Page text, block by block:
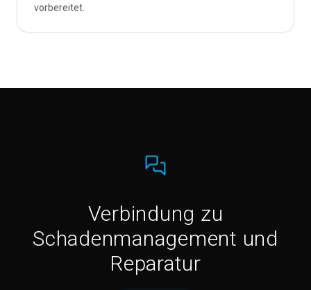
vorbereitet.
Verbindung zu
Schadenmanagement und
Reparatur